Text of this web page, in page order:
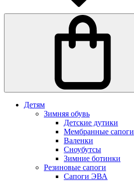
Детям
Зимняя обувь
Детские дутики
Мембранные сапоги
Валенки
Сноубутсы
Зимние ботинки
Резиновые сапоги
Сапоги ЭВА